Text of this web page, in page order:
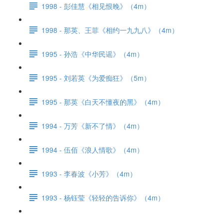
1998 - 彭佳慧《相见恨晚》（4m）
1998 - 那英、王菲《相约一九九八》（4m）
1995 - 孙浩《中华民谣》（4m）
1995 - 刘若英《为爱痴狂》（5m）
1995 - 那英《白天不懂夜的黑》（4m）
1994 - 万芳《新不了情》（4m）
1994 - 伍佰《浪人情歌》（4m）
1993 - 李春波《小芳》（4m）
1993 - 杨钰莹《轻轻的告诉你》（4m）